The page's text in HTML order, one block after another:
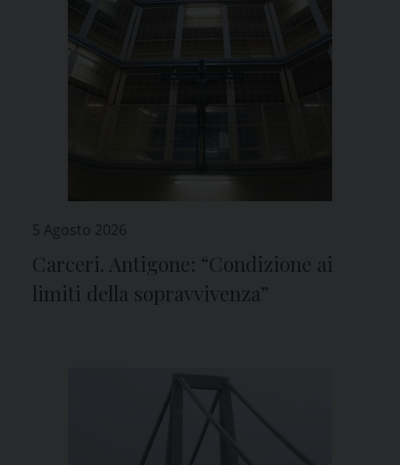
5 Agosto 2026
Carceri. Antigone: “Condizione ai
limiti della sopravvivenza”